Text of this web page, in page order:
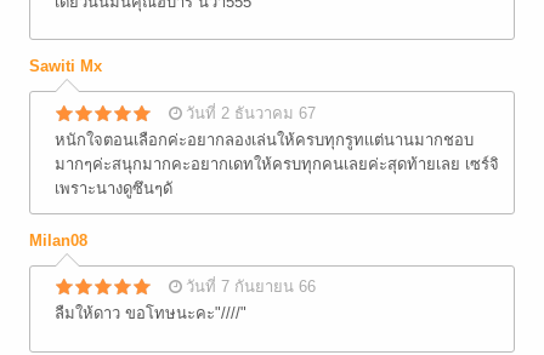
Sawiti Mx
วันที่ 2 ธันวาคม 67
หนักใจตอนเลือกค่ะอยากลองเล่นให้ครบทุกรูทเเต่นานมากชอบ
มากๆค่ะสนุกมากคะอยากเดทให้ครบทุกคนเลยค่ะสุดท้ายเลย เซร์จิ
เพราะนางดูซึนๆดั
Milan08
วันที่ 7 กันยายน 66
ลืมให้ดาว ขอโทษนะคะ"////"